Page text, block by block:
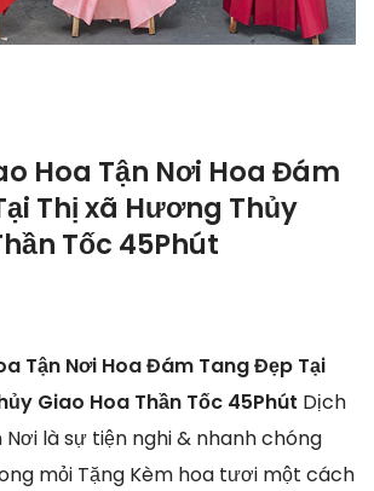
Hoa Tận Nơi Hoa Đám
Thị xã Hương Thủy
Tốc 45Phút
Tận Nơi Hoa Đám Tang Đẹp Tại
Giao Hoa Thần Tốc 45Phút Dịch
Nơi là sự tiện nghi & nhanh chóng
mỏi Tặng Kèm hoa tươi một cách